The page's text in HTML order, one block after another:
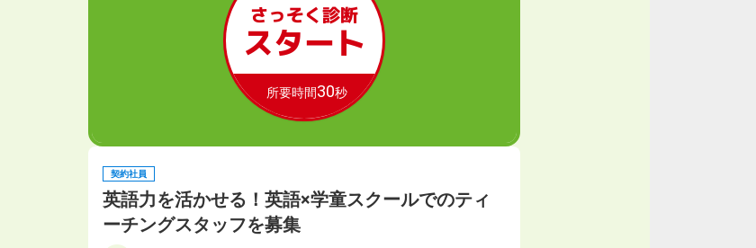
さっそく診断
スタート
所要時間30秒
契約社員
英語力を活かせる！英語×学童スクールでのティ
ーチングスタッフを募集